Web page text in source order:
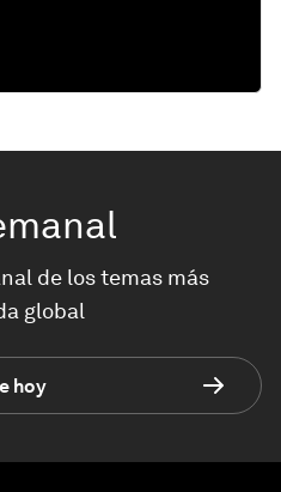
de los temas más
global
hoy